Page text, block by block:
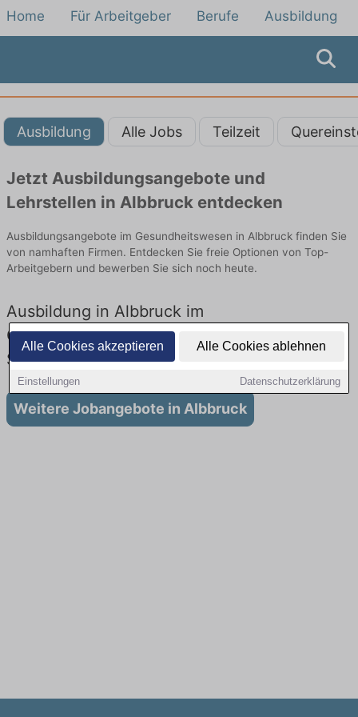
Alle Cookies akzeptieren Alle Cookies ablehnen
Einstellungen Datenschutzerklärung
Home Für Arbeitgeber Berufe Ausbildung
Ausbildung Alle Jobs Teilzeit
Jetzt Ausbildungsangebote und
Lehrstellen in Albbruck entdecken
Ausbildungsangebote im Gesundheitswesen in Albbruck finden Sie
von namhaften Firmen. Entdecken Sie freie Optionen von Top-
Arbeitgebern und bewerben Sie sich noch heute.
Ausbildung in Albbruck im
Gesundheitswesen: Aktuell gibt es keine
Stellenangebote für Ausbildung in Albbruck
Weitere Jobangebote in Albbruck